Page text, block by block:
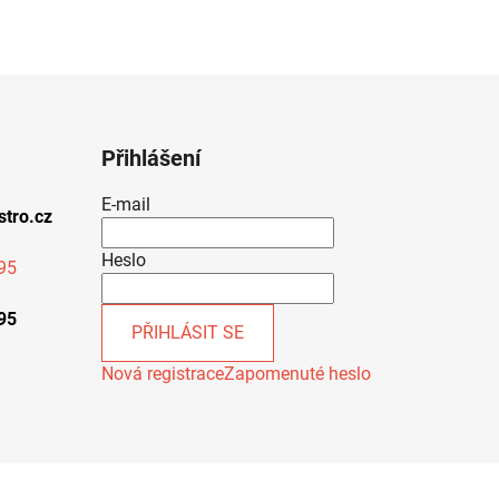
Přihlášení
E-mail
Heslo
PŘIHLÁSIT SE
Nová registraceZapomenuté heslo